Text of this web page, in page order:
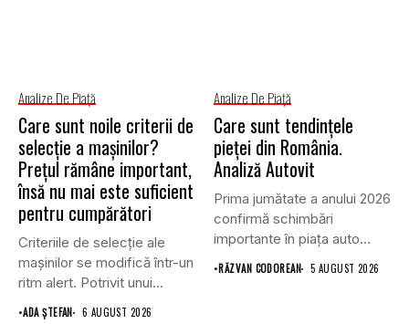
Analize De Piață
Care sunt noile criterii de
selecție a mașinilor?
Prețul rămâne important,
însă nu mai este suficient
pentru cumpărători
Criteriile de selecție ale
mașinilor se modifică într-un
ritm alert. Potrivit unui...
•ADA ȘTEFAN 6 AUGUST 2026
Analize De Piață
Care sunt tendințele
pieței din România.
Analiză Autovit
Prima jumătate a anului 2026
confirmă schimbări
importante în piața auto
din...
•RĂZVAN CODOREAN 5 AUGUST 2026